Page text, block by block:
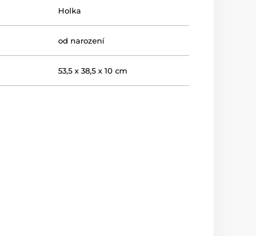
Holka
od narození
53,5 x 38,5 x 10 cm